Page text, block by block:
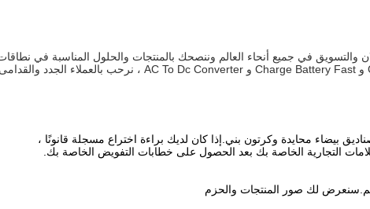
بيضاء محايدة وكرتون بني.إذا كان لديك براءة اختراع مسجلة قانونًا ،
التجارية الخاصة بك بعد الحصول على خطابات التفويض الخاصة بك.